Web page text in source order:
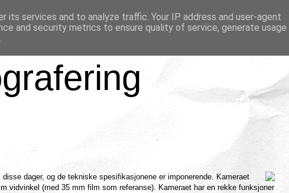
dager, og de tekniske spesifikasjonene er imponerende. Kameraet
vidvinkel (med 35 mm film som referanse). Kameraet har en rekke funksjoner
its services and to analyze traffic. Your IP address and user-agent
and security metrics to ensure quality of service, generate usage